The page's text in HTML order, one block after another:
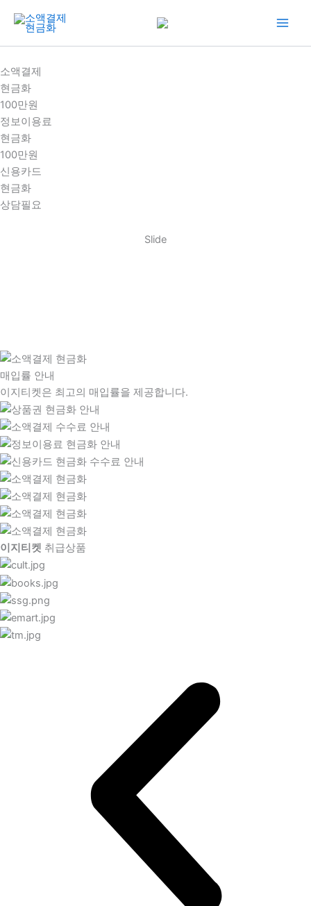
건
너
뛰
기
소액결제
현금화
100만원
정보이용료
현금화
100만원
신용카드
현금화
상담필요
Slide
매입률 안내
이지티켓은 최고의 매입률을 제공합니다.
이지티켓 취급상품